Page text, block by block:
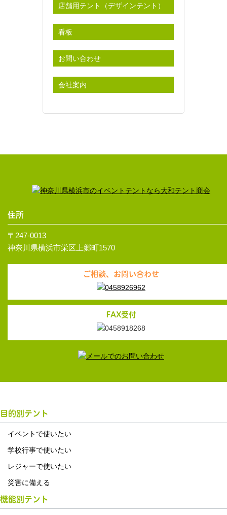
店舗用テント（デザインテント）
看板
お問い合わせ
会社案内
住所
〒247-0013
神奈川県横浜市栄区上郷町1570
ご相談、お問い合わせ
FAX受付
目的別テント
イベントで使いたい
学校行事で使いたい
レジャーで使いたい
災害に備える
機能別テント